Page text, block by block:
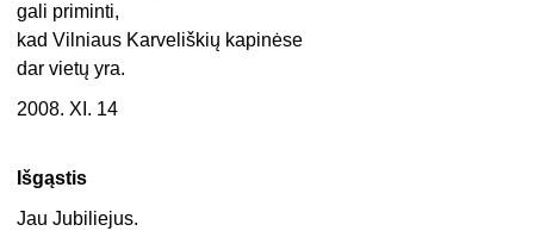
gali priminti,
kad Vilniaus Karveliškių kapinėse
dar vietų yra.
2008. XI. 14
Išgąstis
Jau Jubiliejus.